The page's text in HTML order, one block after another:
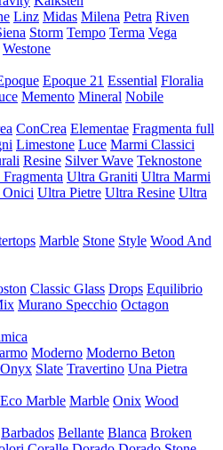
Linz Midas Milena Petra Riven
Storm Tempo Terma Vega
Westone
Epoque 21 Essential Floralia
Memento Mineral Nobile
ConCrea Elementae Fragmenta full
Limestone Luce Marmi Classici
Resine Silver Wave Teknostone
Ultra Graniti Ultra Marmi
Ultra Pietre Ultra Resine Ultra
Marble Stone Style Wood And
Classic Glass Drops Equilibrio
Murano Specchio Octagon
Moderno Moderno Beton
Onyx Slate Travertino Una Pietra
Eco Marble Marble Onix Wood
Barbados Bellante Blanca Broken